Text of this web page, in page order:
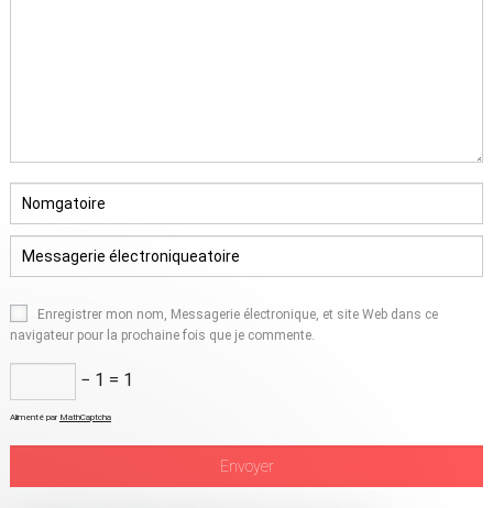
Enregistrer mon nom, Messagerie électronique, et site Web dans ce
navigateur pour la prochaine fois que je commente.
− 1 = 1
Alimenté par MathCaptcha